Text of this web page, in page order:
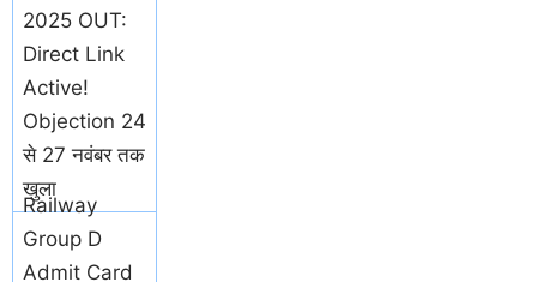
2025 OUT:
Direct Link
Active!
Objection 24
से 27 नवंबर तक
खुला
Railway
Group D
Admit Card